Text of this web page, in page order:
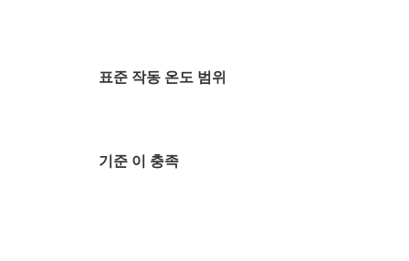
표준 작동 온도 범위
기준 이 충족